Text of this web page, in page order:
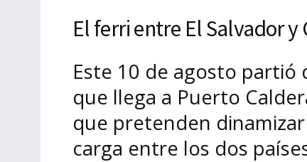
El ferri entre El Salvador y
Este 10 de agosto
que llega a Puerto
que pretenden
carga entre los dos